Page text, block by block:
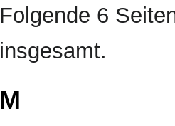
Folgende 6
insgesamt.
M